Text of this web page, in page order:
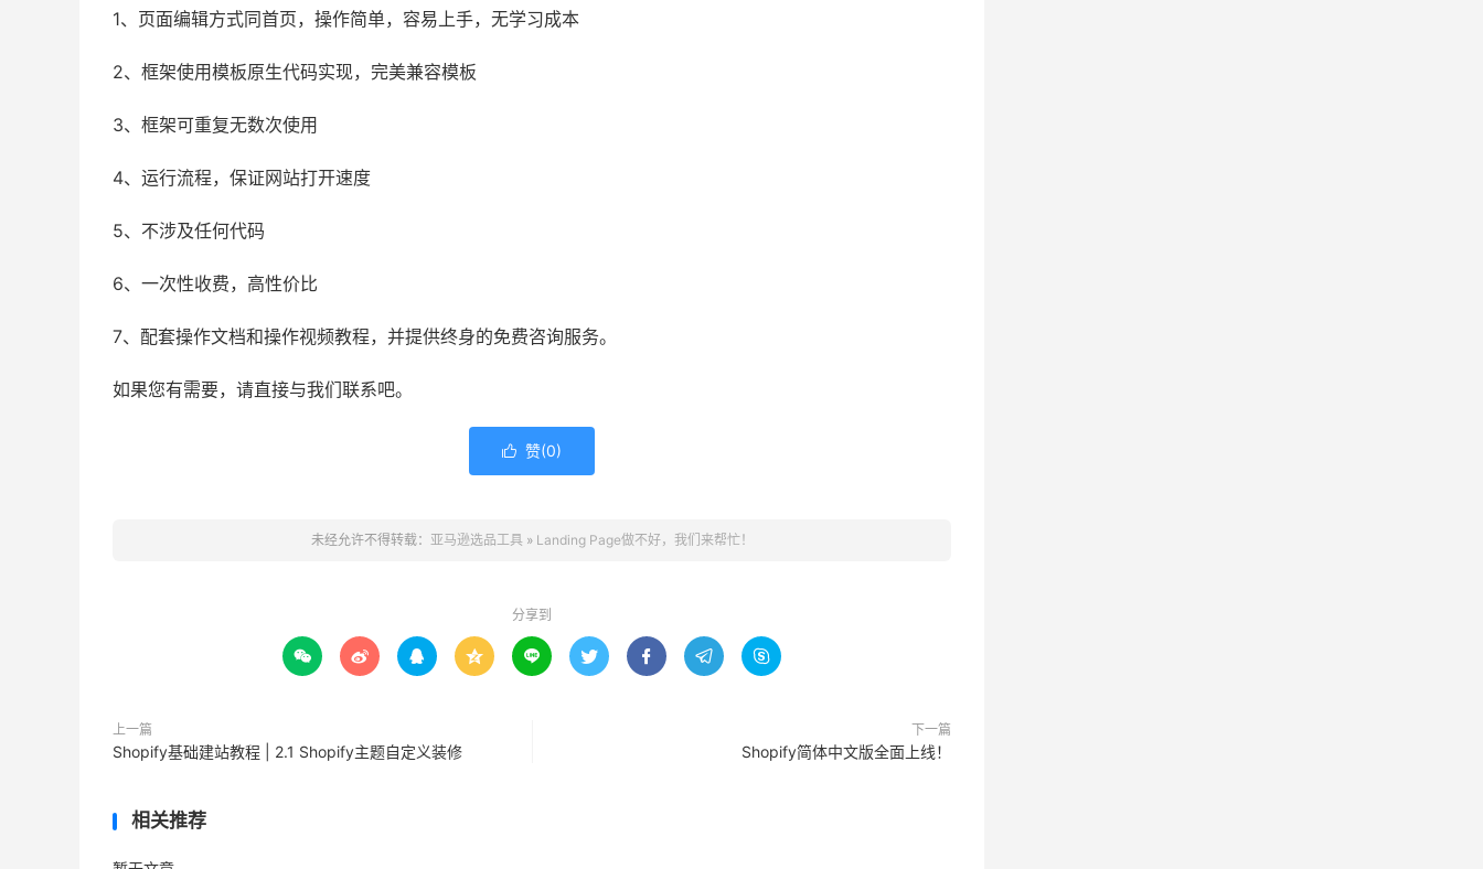
1、页面编辑方式同首页，操作简单，容易上手，无学习成本
2、框架使用模板原生代码实现，完美兼容模板
3、框架可重复无数次使用
4、运行流程，保证网站打开速度
5、不涉及任何代码
6、一次性收费，高性价比
7、配套操作文档和操作视频教程，并提供终身的免费咨询服务。
如果您有需要，请直接与我们联系吧。
 赞(0)
未经允许不得转载： 亚马逊选品工具» Landing Page做不好，我们来帮忙！
分享到
        
上一篇
Shopify基础建站教程 | 2.1 Shopify主题自定义装修
下一篇
Shopify简体中文版全面上线！
相关推荐